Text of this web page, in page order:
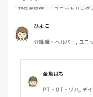
OJT？はどのくらいが
ょうか？
自立不安定の方で　浴
に入り　全身濡れなが
💦当たり前ですが　
1人で　人が居ないとの
もっと　大柄な利用者
ら勤務しています。
初任者研修 ユニットリーダ
ひよこ
介護職・ヘルパー, ユニ
金魚ばち
PT・OT・リハ, デ